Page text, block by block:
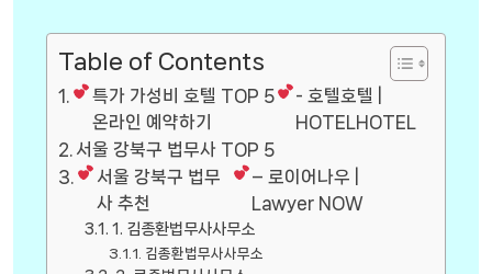
Table of Contents
특가 가성비 호텔 TOP 5
온라인 예약하기
- 호텔호텔 |
HOTELHOTEL
서울 강북구 법무사 TOP 5
서울 강북구 법무
사 추천
– 로이어나우 |
Lawyer NOW
1. 김종환법무사사무소
김종환법무사사무소